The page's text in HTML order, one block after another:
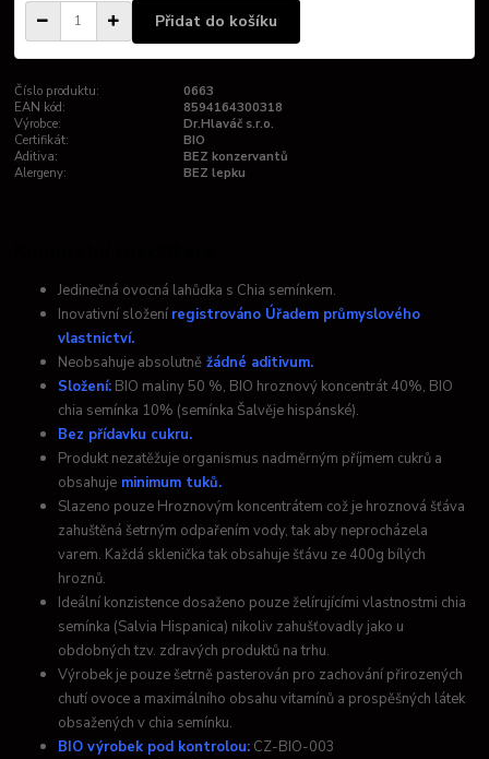
Přidat do košíku
Číslo produktu:
0663
EAN kód:
8594164300318
Výrobce:
Dr.Hlaváč s.r.o.
Certifikát:
BIO
Aditiva:
BEZ konzervantů
Alergeny:
BEZ lepku
Jedinečná ovocná lahůdka s Chia semínkem.
Inovativní složení registrováno Úřadem průmyslového
vlastnictví.
Neobsahuje absolutně žádné aditivum.
Složení: BIO maliny 50 %, BIO hroznový koncentrát 40%, BIO
chia semínka 10% (semínka Šalvěje hispánské).
Bez přídavku cukru.
Produkt nezatěžuje organismus nadměrným příjmem cukrů a
obsahuje minimum tuků.
Slazeno pouze Hroznovým koncentrátem což je hroznová šťáva
zahuštěná šetrným odpařením vody, tak aby neprocházela
varem. Každá sklenička tak obsahuje šťávu ze 400g bílých
hroznů.
Ideální konzistence dosaženo pouze želírujícími vlastnostmi chia
semínka (Salvia Hispanica) nikoliv zahušťovadly jako u
obdobných tzv. zdravých produktů na trhu.
Výrobek je pouze šetrně pasterován pro zachování přirozených
chutí ovoce a maximálního obsahu vitamínů a prospěšných látek
obsažených v chia semínku.
BIO výrobek pod kontrolou: CZ-BIO-003